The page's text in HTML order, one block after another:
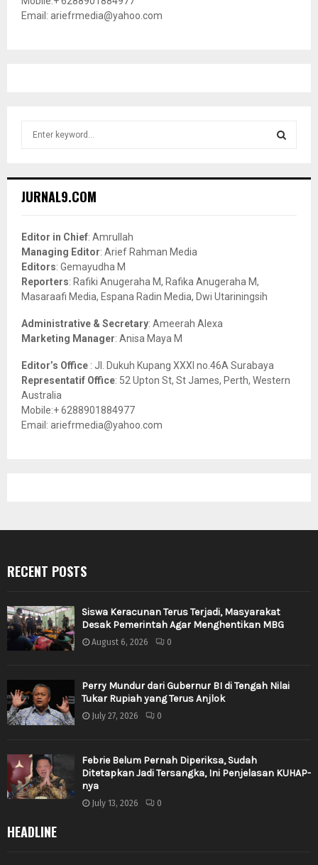
Email: ariefrmedia@yahoo.com
h
o
r
:
JURNAL9.COM
Editor in Chief: Amrullah
Managing Editor: Arief Rahman Media
Editors: Gemayudha M
Reporters: Rafiki Anugeraha M, Rafika Anugeraha M,
Masaraafi Media, Espana Radin Media, Dwi Utariningsih
Administrative & Secretary: Ameerah Alexa
Marketing Manager: Anisa Maya M
Editor’s Office : Jl. Dukuh Kupang XXXI no.46A Surabaya
Representatif Office: 52 Upton St, St James, Perth, Western
Australia
Mobile:+ 6288901884977
Email: ariefrmedia@yahoo.com
RECENT POSTS
Siswa Keracunan Terus Terjadi, Masyarakat
Desak Pemerintah Agar Menghentikan MBG
August 6, 2026 0
Perry Mundur dari Gubernur BI di Tengah Nilai
Tukar Rupiah yang Terus Anjlok
July 27, 2026 0
Febrie Belum Pernah Diperiksa, Sudah
Ditetapkan Jadi Tersangka, Ini Penjelasan KUHAP-
nya
July 13, 2026 0
HEADLINE